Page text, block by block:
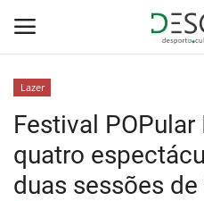
Home
Lazer
Festival
quatro
duas sessões